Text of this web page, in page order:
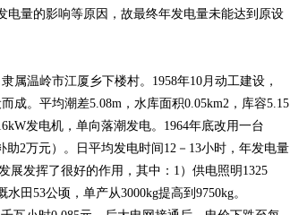
量的影响等原因，故最终年发电量未能达到原设
温岭市江厦乡下楼村。1958年10月动工建设，
成。平均潮差5.08m，水库面积0.05km2，库容5.15
发电机，单向落潮发电。1964年底改用一台
2万元）。日平均发电时间12－13小时，年发电量
展发挥了很好的作用，其中：1）供电照明1325
田53公顷，单产从3000kg提高到9750kg。